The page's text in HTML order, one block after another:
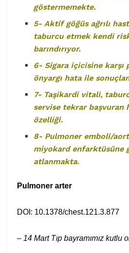
göstermemekte.
5- Aktif göğüs ağrılı
taburcu etmek kendi
barındırıyor.
6- Sigara içicisine
önyargı hata ile
7- Taşikardi vitali,
servise tekrar başvuran
özelliği.
8- Pulmoner emboli/
miyokard enfarktüsüne
atlanmakta.
Pulmoner arter
DOI: 10.1378/chest.121.3.877
– 14 Mart Tıp bayramımız kutlu